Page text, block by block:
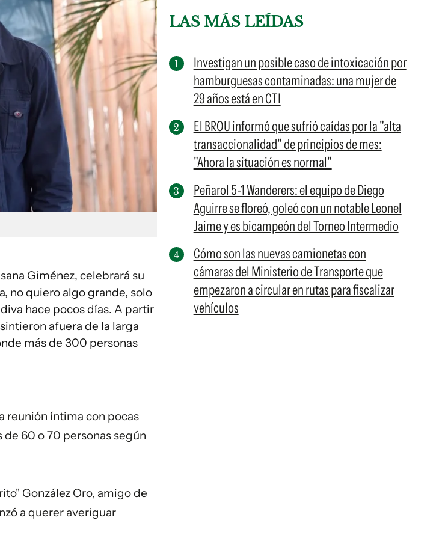
Giménez, celebrará su
no quiero algo grande, solo
hace pocos días. A partir
afuera de la larga
más de 300 personas
reunión íntima con pocas
de 60 o 70 personas según
González Oro, amigo de
a querer averiguar
LAS MÁS LEÍDAS
Investigan un posible caso de intoxicación por
hamburguesas contaminadas: una mujer de
29 años está en CTI
El BROU informó que sufrió caídas por la "alta
transaccionalidad" de principios de mes:
"Ahora la situación es normal"
Peñarol 5-1 Wanderers: el equipo de Diego
Aguirre se floreó, goleó con un notable Leonel
Jaime y es bicampeón del Torneo Intermedio
Cómo son las nuevas camionetas con
cámaras del Ministerio de Transporte que
empezaron a circular en rutas para fiscalizar
vehículos